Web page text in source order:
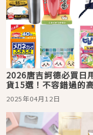
2026唐吉訶德必買日
貨15選！不容錯過的高
值好物
2025年04月12日